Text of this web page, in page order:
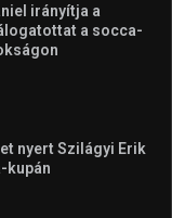
irányítja a
a socca-
nyert Szilágyi Erik
kupán